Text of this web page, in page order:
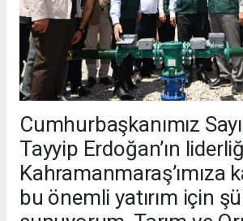
Cumhurbaşkanımız
Tayyip Erdoğan’ın
Kahramanmaraş’ımıza
bu önemli yatırım için